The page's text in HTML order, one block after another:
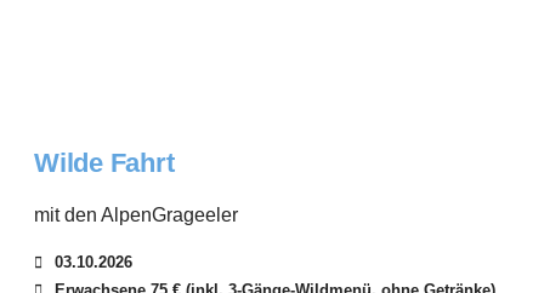
Wilde Fahrt
mit den AlpenGrageeler
03.10.2026